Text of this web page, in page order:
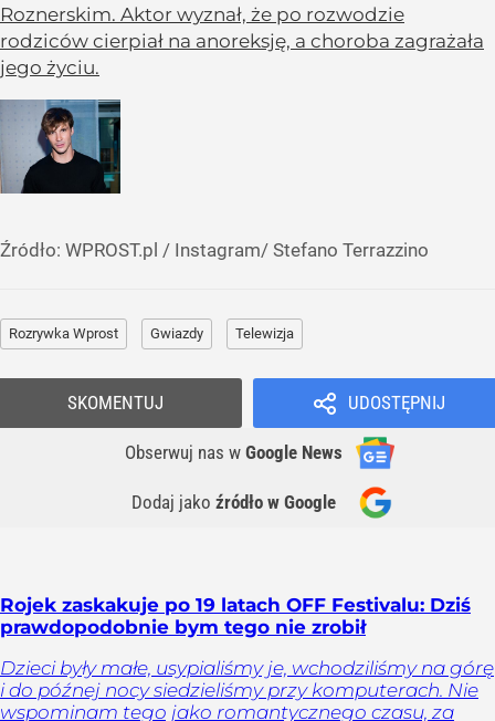
Roznerskim. Aktor wyznał, że po rozwodzie
rodziców cierpiał na anoreksję, a choroba zagrażała
jego życiu.
Źródło: WPROST.pl / Instagram/ Stefano Terrazzino
Rozrywka Wprost Gwiazdy Telewizja
UDOSTĘPNIJ
Obserwuj nas w Google News
Dodaj jako źródło w Google
SKOMENTUJ
Rojek zaskakuje po 19 latach OFF Festivalu: Dziś
prawdopodobnie bym tego nie zrobił
Dzieci były małe, usypialiśmy je, wchodziliśmy na górę
i do późnej nocy siedzieliśmy przy komputerach. Nie
wspominam tego jako romantycznego czasu, za